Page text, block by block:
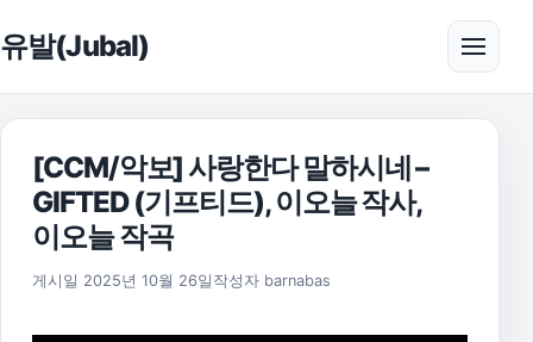
유발(Jubal) 메뉴
[CCM/악보] 사랑한다 말하시네 –
GIFTED (기프티드), 이오늘 작사,
이오늘 작곡
게시일 2025년 10월 26일 2025년 11월 17일
작성자 barnabas